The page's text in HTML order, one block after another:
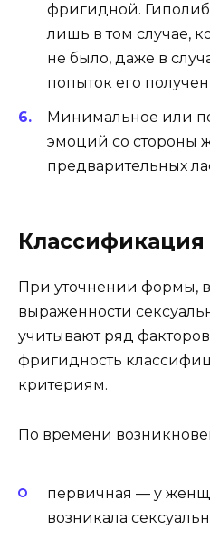
фригидной.
лишь в том случае,
не было, даже в
попыток его
Минимальное или
эмоций со стороны
предварительных
Классификация
При уточнении формы,
выраженности
учитывают ряд
фригидность
критериям.
По времени
первичная — у
возникала